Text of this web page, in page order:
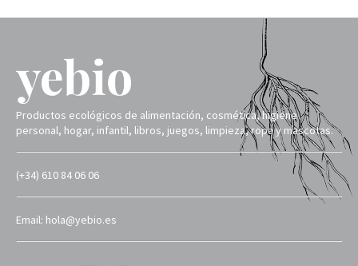
Productos ecológicos de alimentación, cosmética, higiene
personal, hogar, infantil, libros, juegos, limpieza, ropa y mascotas.
(+34) 610 84 06 06
Email: hola@yebio.es